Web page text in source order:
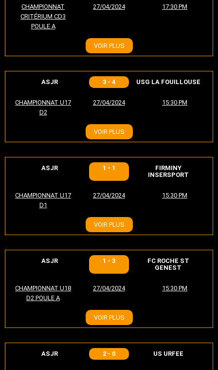
CHAMPIONNAT
CRITÉRIUM CD3
POULE A
27/04/2024 17:30 PM
VOIR PLUS
ASJR 3 - 4 USG LA FOUILLOUSE
CHAMPIONNAT U17
D2
27/04/2024 15:30 PM
VOIR PLUS
ASJR 1 - 1
FIRMINY
INSERSPORT
CHAMPIONNAT U17
D1
27/04/2024 15:30 PM
VOIR PLUS
ASJR 1 - 3
FC ROCHE ST
GENEST
CHAMPIONNAT U18
D2 POULE A
27/04/2024 15:30 PM
VOIR PLUS
ASJR 2 - 0 US URFEE